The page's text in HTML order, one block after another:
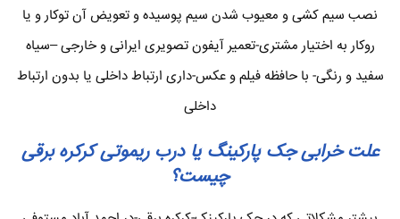
نصب سیم کشی و معیوب شدن سیم پوسیده و تعویض آن توکار و یا
روکار به اختیار مشتری-تعمیر آیفون تصویری ایرانی و خارجی –سیاه
سفید و رنگی- با حافظه فیلم و عکس-داری ارتباط داخلی یا بدون ارتباط
داخلی
علت خرابی جک پارکینگ یا درب ریموتی کرکره برقی
چیست؟